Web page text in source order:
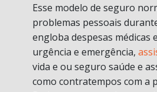
Esse modelo de seguro
problemas pessoais
engloba despesas médicas
urgência e emergência,
vida e ou seguro saúde e
como contratempos com a